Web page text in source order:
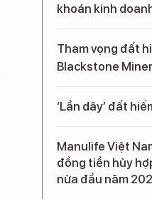
khoán kinh
Tham vọng đất
Blackstone
‘Lần dây’ đất
Manulife Việt
đồng tiền hủy
nửa đầu năm